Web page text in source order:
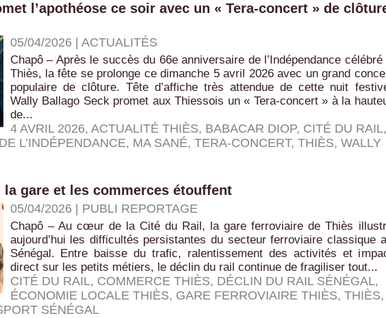
l’apothéose ce soir avec un « Tera-concert » de
05/04/2026| ACTUALITÉS
Chapô – Après le succès du 66e anniversaire de l’Indépendance célébré
Thiès, la fête se prolonge ce dimanche 5 avril 2026 avec un grand
populaire de clôture. Tête d’affiche très attendue de cette nuit
Wally Ballago Seck promet aux Thiessois un « Tera-concert » à la
de...
4 AVRIL 2026, ACTUALITÉ THIÈS, BABACAR DIOP, CITÉ DU RAIL,
L’INDÉPENDANCE, MA SANÉ, TERA-CONCERT, THIÈS, WALLY
gare et les commerces étouffent
05/04/2026| PUBLI REPORTAGE
Chapô – Au cœur de la Cité du Rail, la gare ferroviaire de Thiès
aujourd’hui les difficultés persistantes du secteur ferroviaire classique
Sénégal. Entre baisse du trafic, ralentissement des activités et
direct sur les petits métiers, le déclin du rail continue de fragiliser tout...
CITÉ DU RAIL, COMMERCE THIÈS, DÉCLIN DU RAIL SÉNÉGAL,
ÉCONOMIE LOCALE THIÈS, GARE FERROVIAIRE THIÈS, THIÈS,
SÉNÉGAL